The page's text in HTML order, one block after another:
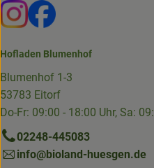
Externer Link zu https://
Externer Link zu
Hofladen Blumenhof
Blumenhof 1-3
53783 Eitorf
Do-Fr: 09:00 - 18:00 Uhr, Sa:
02248-445083
info@bioland-huesgen.de